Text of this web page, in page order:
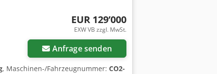
EUR 129’000
EXW VB zzgl. MwSt.
Anfrage senden
, Maschinen-/Fahrzeugnummer: CO2-